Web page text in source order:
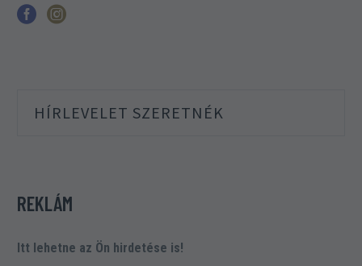
HÍRLEVELET SZERETNÉK
REKLÁM
Itt lehetne az Ön hirdetése is!